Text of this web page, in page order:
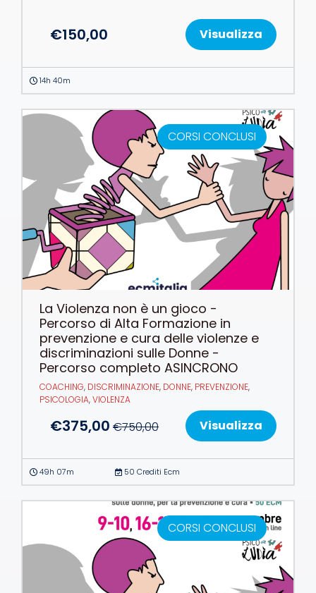
€150,00 Visualizza
14h 40m
CORSI CONCLUSI
La Violenza non è un gioco -
Percorso di Alta Formazione in
prevenzione e cura delle violenze e
discriminazioni sulle Donne -
Percorso completo ASINCRONO
COACHING, DISCRIMINAZIONE, DONNE, PREVENZIONE,
PSICOLOGIA,VIOLENZA
€375,00 €750,00 Visualizza
49h 07m 50 Crediti Ecm
CORSI CONCLUSI